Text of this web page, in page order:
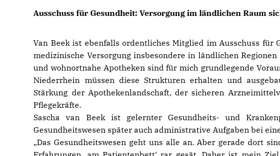
Ausschuss für Gesundheit: Versorgung im ländlichen Raum
Van Beek ist ebenfalls ordentliches Mitglied im Ausschuss für
medizinische Versorgung insbesondere in ländlichen
und wohnortnahe Apotheken sind für mich grundlegende
Niederrhein müssen diese Strukturen erhalten und
Stärkung der Apothekenlandschaft, der sicheren
Pflegekräfte.
Sascha van Beek ist gelernter Gesundheits- und
Gesundheitswesen später auch administrative Aufgaben bei
Das Gesundheitswesen geht uns alle an. Aber gerade dort